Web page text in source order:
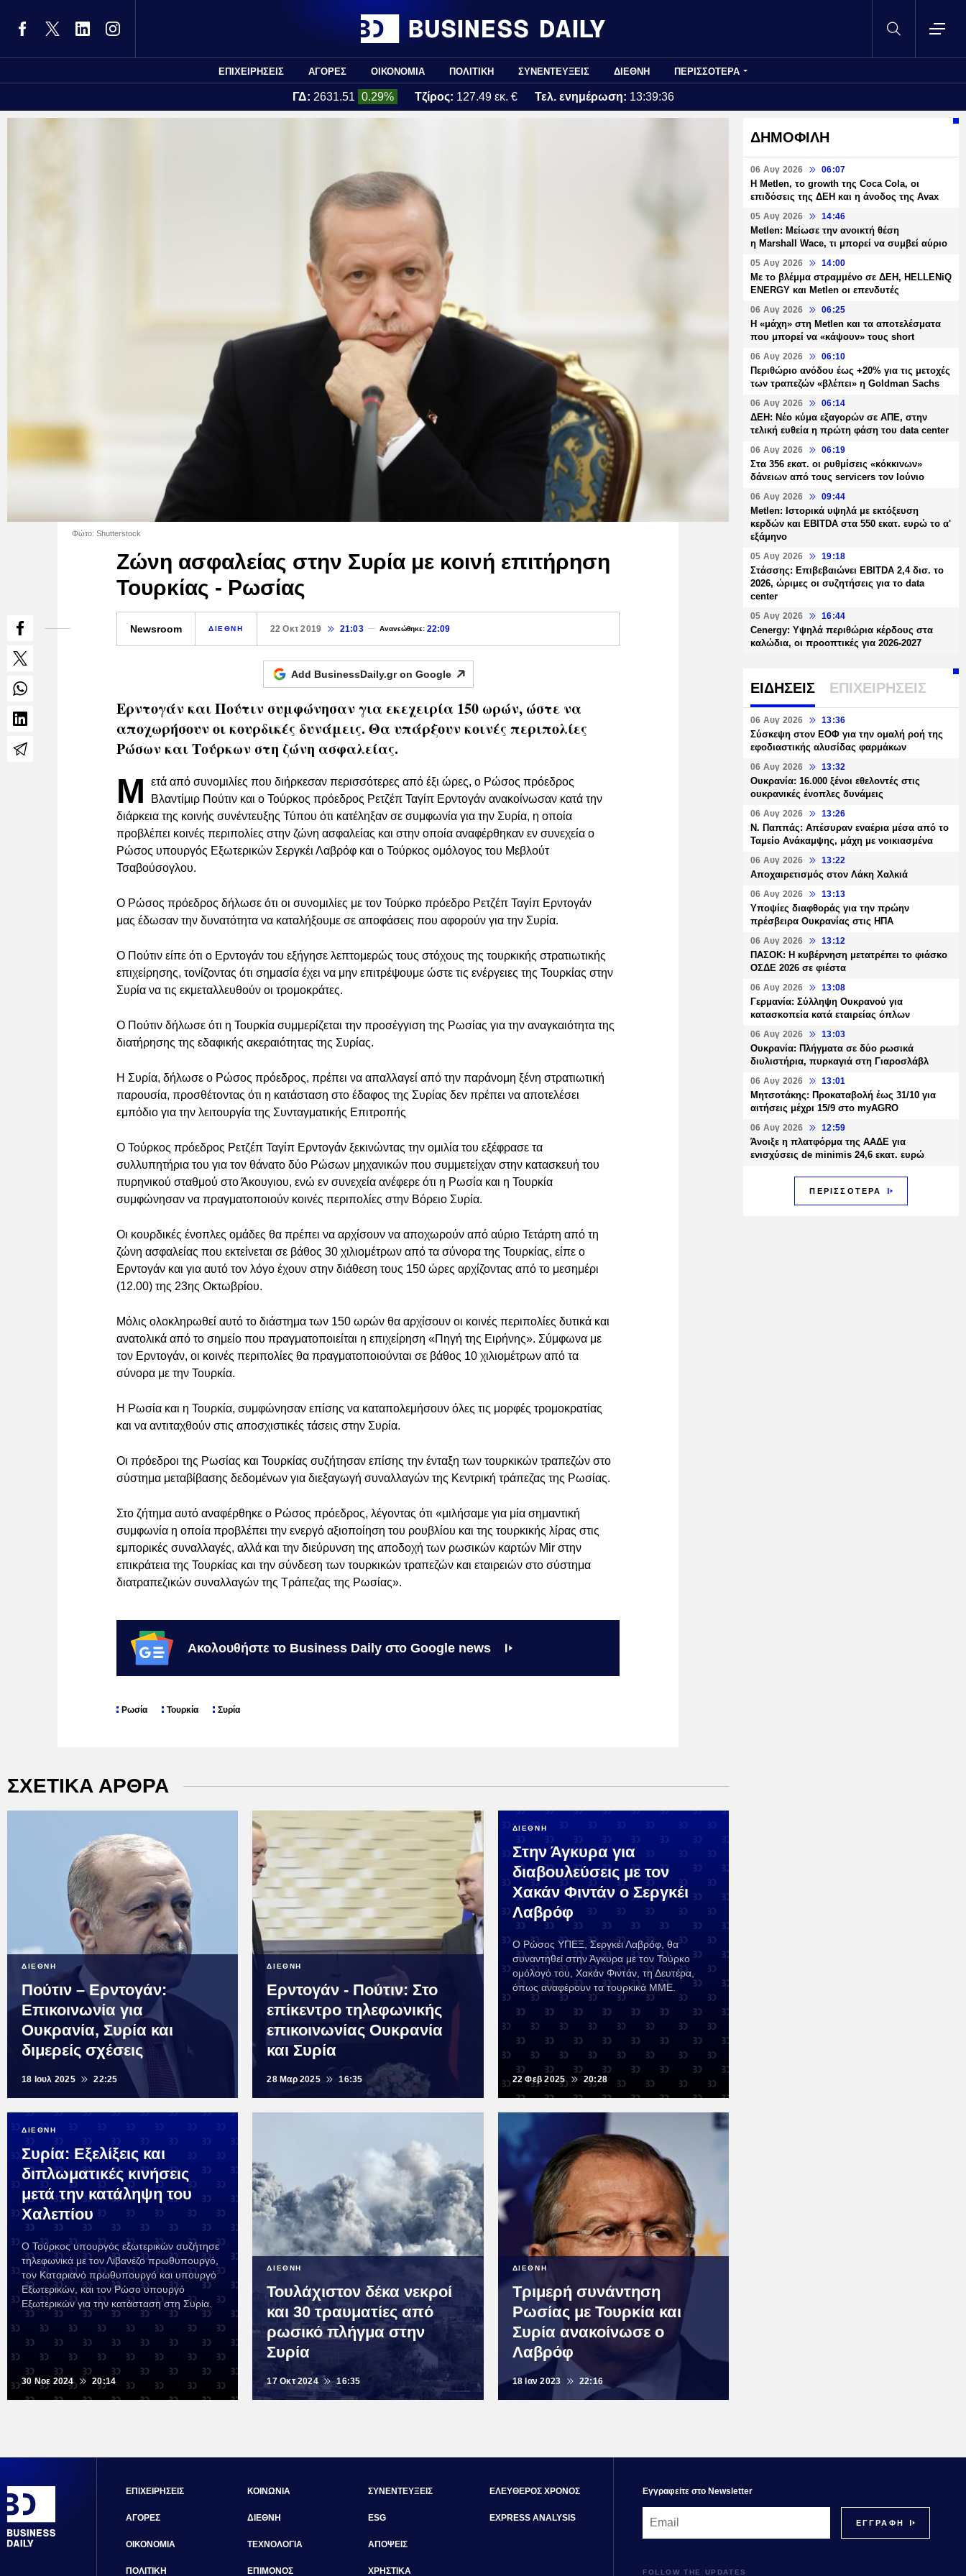
ΕΠΙΧΕΙΡΗΣΕΙΣ ΑΓΟΡΕΣ ΟΙΚΟΝΟΜΙΑ ΠΟΛΙΤΙΚΗ ΣΥΝΕΝΤΕΥΞΕΙΣ ΔΙΕΘΝΗ ΠΕΡΙΣΣΟΤΕΡΑ
ΓΔ: 2631.51 0.29% Τζίρος: 127.49 εκ. € Τελ. ενημέρωση: 13:39:36
Φώτο: Shutterstock
Ζώνη ασφαλείας στην Συρία με κοινή επιτήρηση
Τουρκίας - Ρωσίας
Newsroom ΔΙΕΘΝΗ 22 Οκτ 2019 21:03 Ανανεώθηκε:22:09
Add BusinessDaily.gr on Google
Ερντογάν και Πούτιν συμφώνησαν για εκεχειρία 150 ωρών, ώστε να
αποχωρήσουν οι κουρδικές δυνάμεις. Θα υπάρξουν κοινές περιπολίες
Ρώσων και Τούρκων στη ζώνη ασφαλείας.
Μ
ετά από συνομιλίες που διήρκεσαν περισσότερες από έξι ώρες, ο Ρώσος πρόεδρος
Βλαντίμιρ Πούτιν και ο Τούρκος πρόεδρος Ρετζέπ Ταγίπ Ερντογάν ανακοίνωσαν κατά την
διάρκεια της κοινής συνέντευξης Τύπου ότι κατέληξαν σε συμφωνία για την Συρία, η οποία
προβλέπει κοινές περιπολίες στην ζώνη ασφαλείας και στην οποία αναφέρθηκαν εν συνεχεία ο
Ρώσος υπουργός Εξωτερικών Σεργκέι Λαβρόφ και ο Τούρκος ομόλογος του Μεβλούτ
Τσαβούσογλου.
Ο Ρώσος πρόεδρος δήλωσε ότι οι συνομιλίες με τον Τούρκο πρόεδρο Ρετζέπ Ταγίπ Ερντογάν
μας έδωσαν την δυνατότητα να καταλήξουμε σε αποφάσεις που αφορούν για την Συρία.
Ο Πούτιν είπε ότι ο Ερντογάν του εξήγησε λεπτομερώς τους στόχους της τουρκικής στρατιωτικής
επιχείρησης, τονίζοντας ότι σημασία έχει να μην επιτρέψουμε ώστε τις ενέργειες της Τουρκίας στην
Συρία να τις εκμεταλλευθούν οι τρομοκράτες.
Ο Πούτιν δήλωσε ότι η Τουρκία συμμερίζεται την προσέγγιση της Ρωσίας για την αναγκαιότητα της
διατήρησης της εδαφικής ακεραιότητας της Συρίας.
Η Συρία, δήλωσε ο Ρώσος πρόεδρος, πρέπει να απαλλαγεί από την παράνομη ξένη στρατιωτική
παρουσία, προσθέτοντας ότι η κατάσταση στο έδαφος της Συρίας δεν πρέπει να αποτελέσει
εμπόδιο για την λειτουργία της Συνταγματικής Επιτροπής
Ο Τούρκος πρόεδρος Ρετζέπ Ταγίπ Ερντογάν ξεκινώντας την ομιλία του εξέφρασε τα
συλλυπητήρια του για τον θάνατο δύο Ρώσων μηχανικών που συμμετείχαν στην κατασκευή του
πυρηνικού σταθμού στο Άκουγιου, ενώ εν συνεχεία ανέφερε ότι η Ρωσία και η Τουρκία
συμφώνησαν να πραγματοποιούν κοινές περιπολίες στην Βόρειο Συρία.
Οι κουρδικές ένοπλες ομάδες θα πρέπει να αρχίσουν να αποχωρούν από αύριο Τετάρτη από τη
ζώνη ασφαλείας που εκτείνεται σε βάθος 30 χιλιομέτρων από τα σύνορα της Τουρκίας, είπε ο
Ερντογάν και για αυτό τον λόγο έχουν στην διάθεση τους 150 ώρες αρχίζοντας από το μεσημέρι
(12.00) της 23ης Οκτωβρίου.
Μόλις ολοκληρωθεί αυτό το διάστημα των 150 ωρών θα αρχίσουν οι κοινές περιπολίες δυτικά και
ανατολικά από το σημείο που πραγματοποιείται η επιχείρηση «Πηγή της Ειρήνης». Σύμφωνα με
τον Ερντογάν, οι κοινές περιπολίες θα πραγματοποιούνται σε βάθος 10 χιλιομέτρων από τα
σύνορα με την Τουρκία.
Η Ρωσία και η Τουρκία, συμφώνησαν επίσης να καταπολεμήσουν όλες τις μορφές τρομοκρατίας
και να αντιταχθούν στις αποσχιστικές τάσεις στην Συρία.
Οι πρόεδροι της Ρωσίας και Τουρκίας συζήτησαν επίσης την ένταξη των τουρκικών τραπεζών στο
σύστημα μεταβίβασης δεδομένων για διεξαγωγή συναλλαγών της Κεντρική τράπεζας της Ρωσίας.
Στο ζήτημα αυτό αναφέρθηκε ο Ρώσος πρόεδρος, λέγοντας ότι «μιλήσαμε για μία σημαντική
συμφωνία η οποία προβλέπει την ενεργό αξιοποίηση του ρουβλίου και της τουρκικής λίρας στις
εμπορικές συναλλαγές, αλλά και την διεύρυνση της αποδοχή των ρωσικών καρτών Mir στην
επικράτεια της Τουρκίας και την σύνδεση των τουρκικών τραπεζών και εταιρειών στο σύστημα
διατραπεζικών συναλλαγών της Τράπεζας της Ρωσίας».
Ακολουθήστε το Business Daily στο Google news
Ρωσία Τουρκία Συρία
ΣΧΕΤΙΚΑ ΑΡΘΡΑ
ΔΙΕΘΝΗ
Πούτιν – Ερντογάν:
Επικοινωνία για
Ουκρανία, Συρία και
διμερείς σχέσεις
18 Ιουλ 2025 22:25
ΔΙΕΘΝΗ
Ερντογάν - Πούτιν: Στο
επίκεντρο τηλεφωνικής
επικοινωνίας Ουκρανία
και Συρία
28 Μαρ 2025 16:35
ΔΙΕΘΝΗ
Στην Άγκυρα για
διαβουλεύσεις με τον
Χακάν Φιντάν ο Σεργκέι
Λαβρόφ
Ο Ρώσος ΥΠΕΞ, Σεργκέι Λαβρόφ, θα
συναντηθεί στην Άγκυρα με τον Τούρκο
ομόλογό του, Χακάν Φιντάν, τη Δευτέρα,
όπως αναφέρουν τα τουρκικά ΜΜΕ.
22 Φεβ 2025 20:28
ΔΙΕΘΝΗ
Συρία: Εξελίξεις και
διπλωματικές κινήσεις
μετά την κατάληψη του
Χαλεπίου
Ο Τούρκος υπουργός εξωτερικών συζήτησε
τηλεφωνικά με τον Λιβανέζο πρωθυπουργό,
τον Καταριανό πρωθυπουργό και υπουργό
Εξωτερικών, και τον Ρώσο υπουργό
Εξωτερικών για την κατάσταση στη Συρία.
30 Νοε 2024 20:14
ΔΙΕΘΝΗ
Τουλάχιστον δέκα νεκροί
και 30 τραυματίες από
ρωσικό πλήγμα στην
Συρία
17 Οκτ 2024 16:35
ΔΙΕΘΝΗ
Τριμερή συνάντηση
Ρωσίας με Τουρκία και
Συρία ανακοίνωσε ο
Λαβρόφ
18 Ιαν 2023 22:16
ΔΗΜΟΦΙΛΗ
06 Αυγ 2026 06:07
H Metlen, το growth της Coca Cola, οι
επιδόσεις της ΔΕΗ και η άνοδος της Avax
05 Αυγ 2026 14:46
Metlen: Μείωσε την ανοικτή θέση
η Marshall Wace, τι μπορεί να συμβεί αύριο
05 Αυγ 2026 14:00
Με το βλέμμα στραμμένο σε ΔΕΗ, HELLENiQ
ENERGY και Metlen οι επενδυτές
06 Αυγ 2026 06:25
H «μάχη» στη Metlen και τα αποτελέσματα
που μπορεί να «κάψουν» τους short
06 Αυγ 2026 06:10
Περιθώριο ανόδου έως +20% για τις μετοχές
των τραπεζών «βλέπει» η Goldman Sachs
06 Αυγ 2026 06:14
ΔΕΗ: Νέο κύμα εξαγορών σε ΑΠΕ, στην
τελική ευθεία η πρώτη φάση του data center
06 Αυγ 2026 06:19
Στα 356 εκατ. οι ρυθμίσεις «κόκκινων»
δάνειων από τους servicers τον Ιούνιο
06 Αυγ 2026 09:44
Metlen: Ιστορικά υψηλά με εκτόξευση
κερδών και EBITDA στα 550 εκατ. ευρώ το α'
εξάμηνο
05 Αυγ 2026 19:18
Στάσσης: Επιβεβαιώνει EBITDA 2,4 δισ. το
2026, ώριμες οι συζητήσεις για το data
center
05 Αυγ 2026 16:44
Cenergy: Υψηλά περιθώρια κέρδους στα
καλώδια, οι προοπτικές για 2026-2027
ΕΙΔΗΣΕΙΣ ΕΠΙΧΕΙΡΗΣΕΙΣ
06 Αυγ 2026 13:36
Σύσκεψη στον ΕΟΦ για την ομαλή ροή της
εφοδιαστικής αλυσίδας φαρμάκων
06 Αυγ 2026 13:32
Ουκρανία: 16.000 ξένοι εθελοντές στις
ουκρανικές ένοπλες δυνάμεις
06 Αυγ 2026 13:26
Ν. Παππάς: Απέσυραν εναέρια μέσα από το
Ταμείο Ανάκαμψης, μάχη με νοικιασμένα
06 Αυγ 2026 13:22
Αποχαιρετισμός στον Λάκη Χαλκιά
06 Αυγ 2026 13:13
Υποψίες διαφθοράς για την πρώην
πρέσβειρα Ουκρανίας στις ΗΠΑ
06 Αυγ 2026 13:12
ΠΑΣΟΚ: Η κυβέρνηση μετατρέπει το φιάσκο
ΟΣΔΕ 2026 σε φιέστα
06 Αυγ 2026 13:08
Γερμανία: Σύλληψη Ουκρανού για
κατασκοπεία κατά εταιρείας όπλων
06 Αυγ 2026 13:03
Ουκρανία: Πλήγματα σε δύο ρωσικά
διυλιστήρια, πυρκαγιά στη Γιαροσλάβλ
06 Αυγ 2026 13:01
Μητσοτάκης: Προκαταβολή έως 31/10 για
αιτήσεις μέχρι 15/9 στο myAGRO
06 Αυγ 2026 12:59
Άνοιξε η πλατφόρμα της ΑΑΔΕ για
ενισχύσεις de minimis 24,6 εκατ. ευρώ
ΠΕΡΙΣΣΟΤΕΡΑ
ΕΠΙΧΕΙΡΗΣΕΙΣ
ΑΓΟΡΕΣ
ΟΙΚΟΝΟΜΙΑ
ΠΟΛΙΤΙΚΗ
ΚΟΙΝΩΝΙΑ
ΔΙΕΘΝΗ
ΤΕΧΝΟΛΟΓΙΑ
ΕΠΙΜΟΝΟΣ
ΣΥΝΕΝΤΕΥΞΕΙΣ
ESG
ΑΠΟΨΕΙΣ
ΧΡΗΣΤΙΚΑ
ΕΛΕΥΘΕΡΟΣ ΧΡΟΝΟΣ
EXPRESS ANALYSIS
FOLLOW THE UPDATES
Εγγραφεiτε στο Newsletter